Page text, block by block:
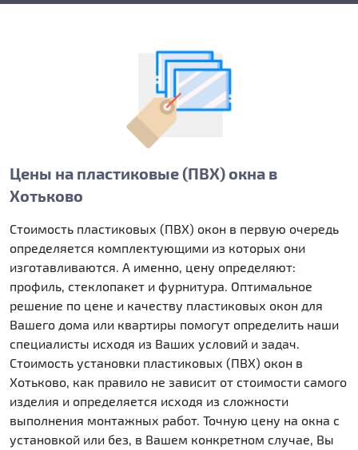
Цены на пластиковые (ПВХ) окна в
Хотьково
Стоимость пластиковых (ПВХ) окон в первую очередь
определяется комплектующими из которых они
изготавливаются. А именно, цену определяют:
профиль, стеклопакет и фурнитура. Оптимальное
решение по цене и качеству пластиковых окон для
Вашего дома или квартиры помогут определить наши
специалисты исходя из Ваших условий и задач.
Стоимость установки пластиковых (ПВХ) окон в
Хотьково, как правило не зависит от стоимости самого
изделия и определяется исходя из сложности
выполнения монтажных работ. Точную цену на окна с
установкой или без, в Вашем конкретном случае, Вы